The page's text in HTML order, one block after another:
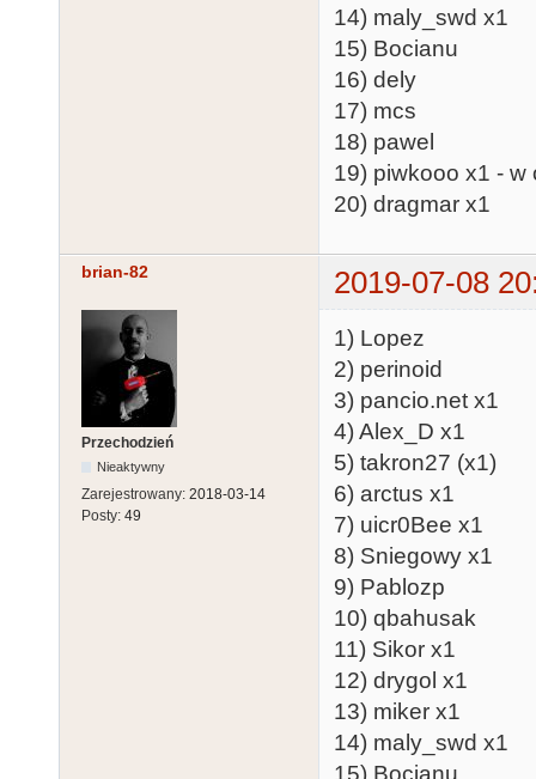
14) maly_swd x1
15) Bocianu
16) dely
17) mcs
18) pawel
19) piwkooo x1 - w
20) dragmar x1
brian-82 2019-07-08
Przechodzień
Nieaktywny
Zarejestrowany: 2018-03-14
Posty: 49
1) Lopez
2) perinoid
3) pancio.net x1
4) Alex_D x1
5) takron27 (x1)
6) arctus x1
7) uicr0Bee x1
8) Sniegowy x1
9) Pablozp
10) qbahusak
11) Sikor x1
12) drygol x1
13) miker x1
14) maly_swd x1
15) Bocianu